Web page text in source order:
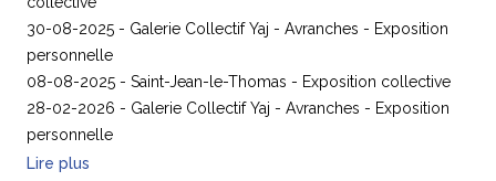
30-08-2025 - Galerie Collectif Yaj - Avranches - Exposition
personnelle
08-08-2025 - Saint-Jean-le-Thomas - Exposition collective
28-02-2026 - Galerie Collectif Yaj - Avranches - Exposition
personnelle
Lire plus